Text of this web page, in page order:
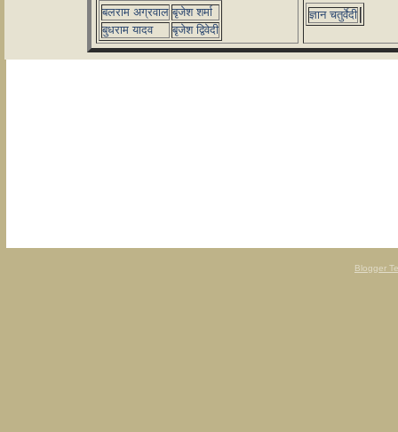
बलराम अग्रवाल बृजेश शर्मा
बुधराम यादव
बृजेश द्विवेदी
ज्ञान चतुर्वेदी
Blogger